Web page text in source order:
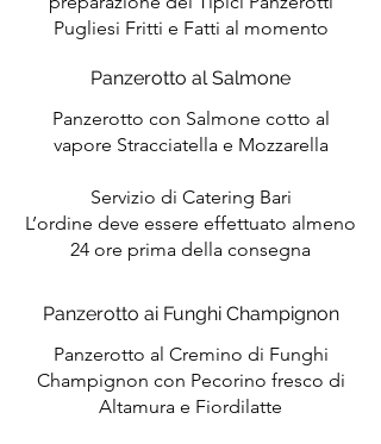
Pugliesi Fritti e Fatti al momento
Panzerotto al Salmone
Panzerotto con Salmone cotto al
vapore Stracciatella e Mozzarella
Servizio di Catering Bari
L’ordine deve essere effettuato almeno
24 ore prima della consegna
Panzerotto ai Funghi Champignon
Panzerotto al Cremino di Funghi
Champignon con Pecorino fresco di
Altamura e Fiordilatte